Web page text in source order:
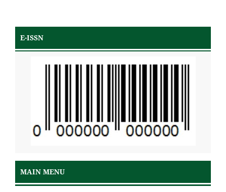
E-ISSN
MAIN MENU